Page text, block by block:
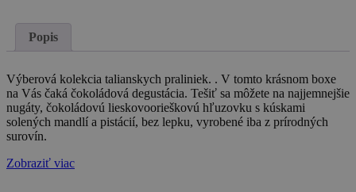
Popis
Výberová kolekcia talianskych praliniek. . V tomto krásnom boxe
na Vás čaká čokoládová degustácia. Tešiť sa môžete na najjemnejšie
nugáty, čokoládovú lieskovoorieškovú hľuzovku s kúskami
solených mandlí a pistácií, bez lepku, vyrobené iba z prírodných
surovín.
Zobraziť viac